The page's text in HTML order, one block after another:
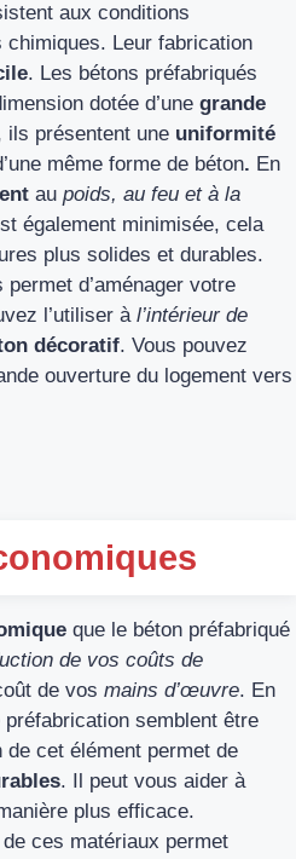
aux conditions
Leur fabrication
. Les bétons préfabriqués
dotée d’une grande
ils présentent une uniformité
même forme de béton. En
au poids, au feu et à la
également minimisée, cela
plus solides et durables.
permet d’aménager votre
l’utiliser à l’intérieur de
décoratif. Vous pouvez
ouverture du logement vers
que le béton préfabriqué
de vos coûts de
de vos mains d’œuvre. En
semblent être
de cet élément permet de
. Il peut vous aider à
plus efficace.
ces matériaux permet